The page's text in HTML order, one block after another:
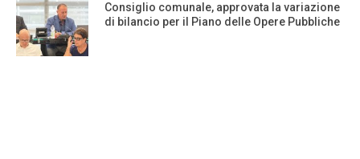
Consiglio comunale, approvata la variazione
di bilancio per il Piano delle Opere Pubbliche